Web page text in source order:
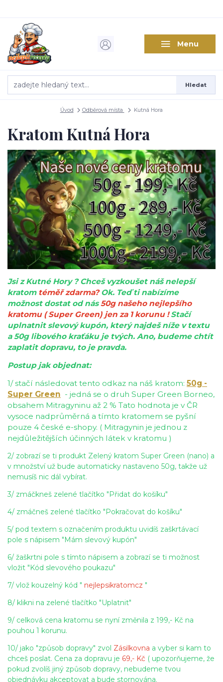
Menu
Hledat
Úvod Odběrová místa Kutná Hora
Kratom Kutná Hora
Jsi z Kutné Hory ? Chceš vyzkoušet náš nelepší
kratom téměř zdarma?Ok. Teď ti nabízíme
možnost dostat od nás50g našeho nejlepšího
kratomu ( Super Green) jen za 1 korunu !Stačí
uplnatnit slevový kupón, který najdeš níže v textu
a 50g libového kraťáku je tvých. Ano, budeme chtít
zaplatit dopravu, to je pravda.
Postup jak objednat:
1/ stačí následovat tento odkaz na náš kratom: 50g -
Super Green - jedná se o druh Super Green Borneo,
obsahem Mitragyninu až 2 % Tato hodnota je v ČR
vysoce nadprůměrná a tímto kratomem se pyšní
pouze 4 české e-shopy. ( Mitragynin je jednou z
nejdůležitějších účinných látek v kratomu )
2/ zobrazí se ti produkt Zelený kratom Super Green (nano) a
v množství už bude automaticky nastaveno 50g, takže už
nemusíš nic dál vybírat.
3/ zmáčkneš zelené tlačítko "Přidat do košíku"
4/ zmáčneš zelené tlačítko "Pokračovat do košíku"
5/ pod textem s označením produktu uvidíš zaškrtávací
pole s nápisem "Mám slevový kupón"
6/ žaškrtni pole s tímto nápisem a zobrazí se ti možnost
vložit "Kód slevového poukazu"
7/ vlož kouzelný kód " nejlepsikratomcz "
8/ klikni na zelené tlačítko "Uplatnit"
9/ celková cena kratomu se nyní změnila z 199,- Kč na
pouhou 1 korunu.
10/ jako "způsob dopravy" zvol Zásilkovna a vyber si kam to
chceš poslat. Cena za dopravu je 69,- Kč ( upozorňujeme, že
pokud zvolíš jiný způsob dopravy, nebudeme tvou
objednávku akceptovat a bude stornována.